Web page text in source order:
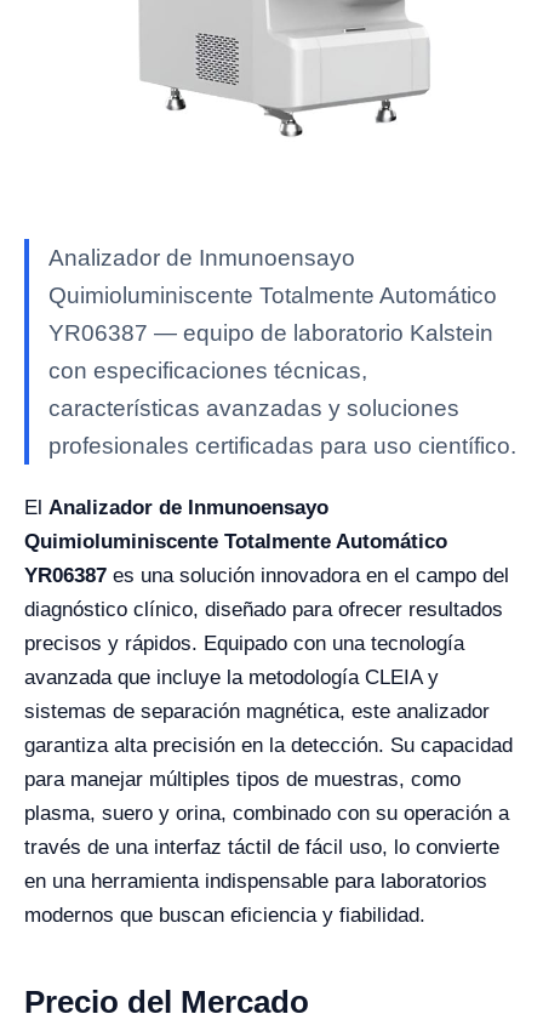
Analizador de Inmunoensayo
Quimioluminiscente Totalmente Automático
YR06387 — equipo de laboratorio Kalstein
con especificaciones técnicas,
características avanzadas y soluciones
profesionales certificadas para uso científico.
El Analizador de Inmunoensayo
Quimioluminiscente Totalmente Automático
YR06387 es una solución innovadora en el campo del
diagnóstico clínico, diseñado para ofrecer resultados
precisos y rápidos. Equipado con una tecnología
avanzada que incluye la metodología CLEIA y
sistemas de separación magnética, este analizador
garantiza alta precisión en la detección. Su capacidad
para manejar múltiples tipos de muestras, como
plasma, suero y orina, combinado con su operación a
través de una interfaz táctil de fácil uso, lo convierte
en una herramienta indispensable para laboratorios
modernos que buscan eficiencia y fiabilidad.
Precio del Mercado